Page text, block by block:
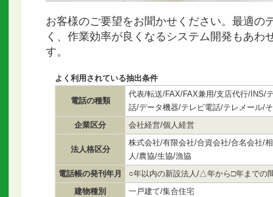
お客様のご要望をお聞かせください。最適の
く、作業効率が良くなるシステム開発もあわ
す。
よく利用されている抽出条件
電話の種類
代表/転送/FAX/FAX兼用/支店代行/INS/
話/データ機器/テレビ電話/テレメール/
企業区分
会社経営/個人経営
法人格区分
株式会社/有限会社/合資会社/合名会社/
人/農協/生協/漁協
電話帳の発刊年月
○年以内の新設法人/△年から□年までの
建物種別
一戸建て/集合住宅